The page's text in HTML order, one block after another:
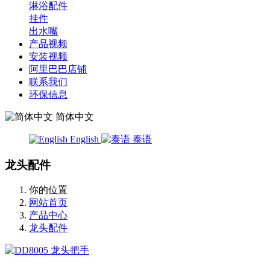
淋浴配件
挂件
出水嘴
产品视频
安装视频
阿里巴巴店铺
联系我们
环保信息
简体中文
English 泰语
龙头配件
你的位置
网站首页
产品中心
龙头配件